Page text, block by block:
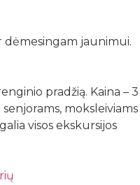
dėmesingam jaunimui.
pradžią. Kaina – 3
moksleiviams
visos ekskursijos